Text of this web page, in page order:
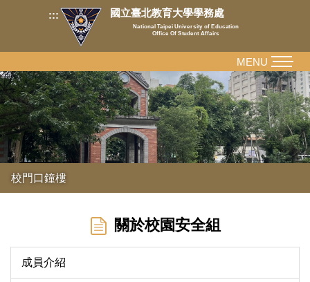
內
容
區
::: 國立臺北教育大學學務處
National Taipei University of Education
Office Of Student Affairs
校門口鐘樓
MENU
關於校園安全組
成員介紹